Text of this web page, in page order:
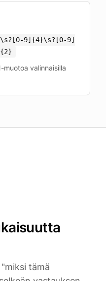
\s?[0-9] {4}\s?[0-9]
{2}
muotoa valinnaisilla
tämä